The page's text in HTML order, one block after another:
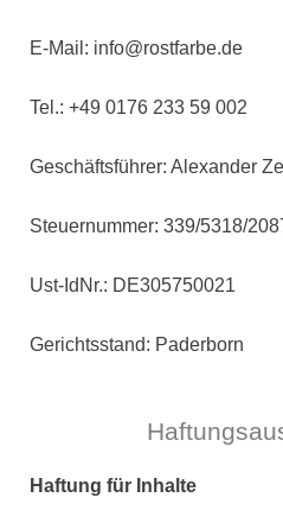
E-Mail: info@rostfarbe.de
Tel.: +49 0176 233 59 002
Geschäftsführer: Alexander
Steuernummer: 339/5318/
Ust-IdNr.: DE305750021
Gerichtsstand: Paderborn
Haftung für Inhalte